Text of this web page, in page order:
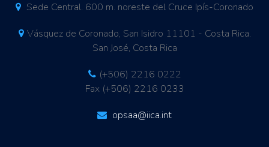
Sede Central. 600 m. noreste del Cruce Ipís-Coronado
Vásquez de Coronado, San Isidro 11101 - Costa Rica.
San José, Costa Rica
(+506) 2216 0222
Fax (+506) 2216 0233
opsaa@iica.int